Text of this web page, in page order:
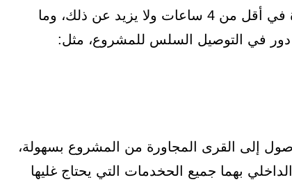
هذا الموقع يسهل الوصول إليه من الإسكندرية أو القاهرة في أقل من 4 ساعات ولا يزيد عن ذلك، وما
في التوصيل السلس للمشروع، مثل:
إلى القرى المجاورة من المشروع بسهولة،
بهما جميع الحخدمات التي يحتاج غليها